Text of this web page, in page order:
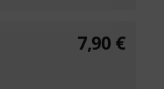
7,90 €